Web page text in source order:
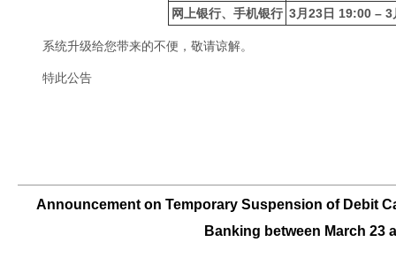
网上银行、手机银行 3月 23日 19:00 – 3
系统升级给您带来的不便，敬请谅解。
特此公告
Announcement on Temporary Suspension of Debit
Banking between March 23